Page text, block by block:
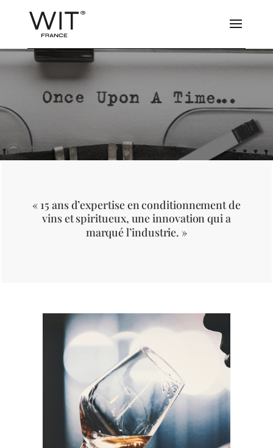
« 15 ans d’expertise en conditionnement de
vins et spiritueux, une innovation qui a
marqué l’industrie. »